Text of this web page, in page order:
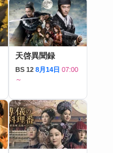
天啓異聞録
BS 12 8月14日 07:00
～